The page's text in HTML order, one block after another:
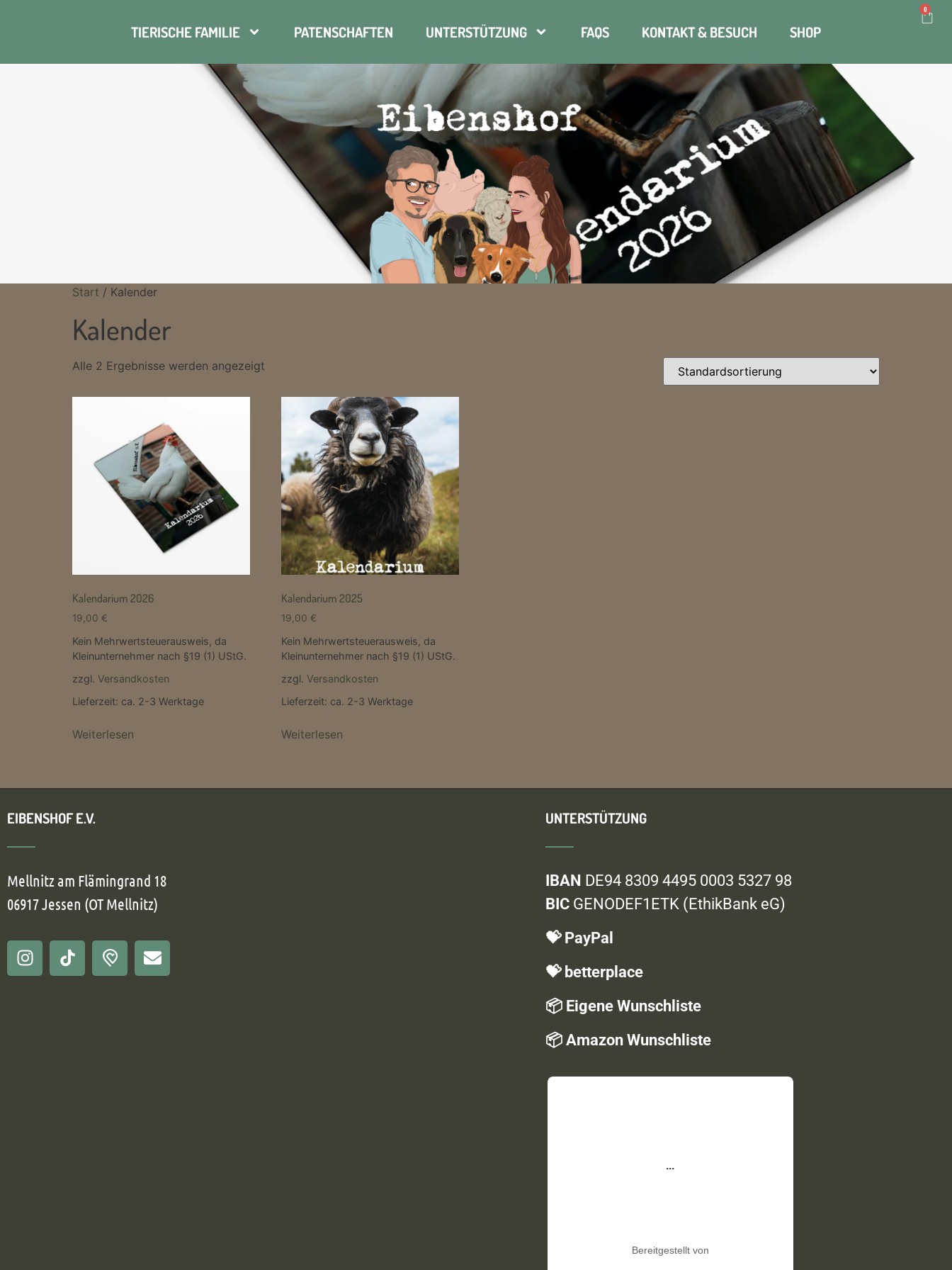
0
TIERISCHE FAMILIE PATENSCHAFTEN UNTERSTÜTZUNG FAQS KONTAKT & BESUCH SHOP
Start / Kalender
Kalender
Alle 2 Ergebnisse werden angezeigt
Kalendarium 2026
19,00 €
Kein Mehrwertsteuerausweis, da
Kleinunternehmer nach §19 (1) UStG.
zzgl. Versandkosten
Lieferzeit: ca. 2-3 Werktage
Weiterlesen
Kalendarium 2025
19,00 €
Kein Mehrwertsteuerausweis, da
Kleinunternehmer nach §19 (1) UStG.
zzgl. Versandkosten
Lieferzeit: ca. 2-3 Werktage
Weiterlesen
EIBENSHOF E.V.
Mellnitz am Flämingrand 18
06917 Jessen (OT Mellnitz)
UNTERSTÜTZUNG
IBAN DE94 8309 4495 0003 5327 98
BICGENODEF1ETK (EthikBank eG)
💝 PayPal
💝 betterplace
📦 Eigene Wunschliste
📦Amazon Wunschliste